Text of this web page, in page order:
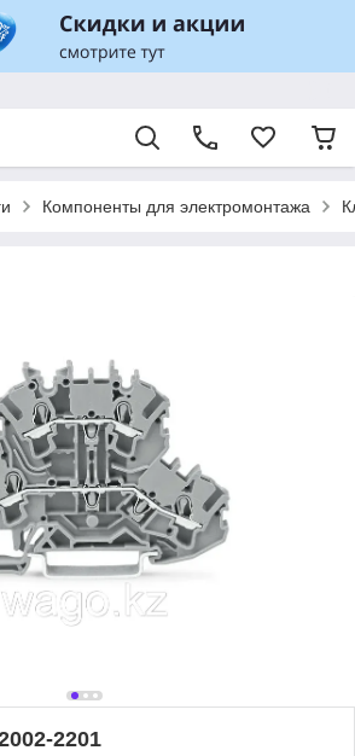
Компоненты для электромонтажа
2201